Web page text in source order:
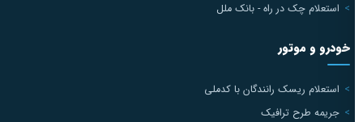
استعلام چک در راه - بانک ملل
خودرو و موتور
استعلام ریسک رانندگان با کدملی
جریمه طرح ترافیک